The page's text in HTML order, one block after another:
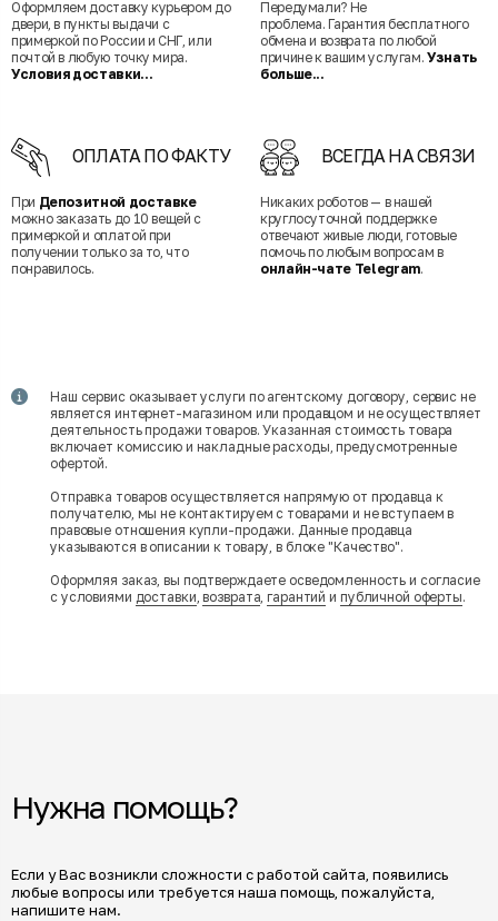
Оформляем доставку курьером до
двери, в пункты выдачи с
примеркой по России и СНГ, или
почтой в любую точку мира.
Условия доставки...
Передумали? Не
проблема. Гарантия бесплатного
обмена и возврата по любой
причине к вашим услугам. Узнать
больше...
ОПЛАТА ПО ФАКТУ
При Депозитной доставке
можно заказать до 10 вещей с
примеркой и оплатой при
получении только за то, что
понравилось.
ВСЕГДА НА СВЯЗИ
Никаких роботов — в нашей
круглосуточной поддержке
отвечают живые люди, готовые
помочь по любым вопросам в
онлайн-чате Telegram.
Наш сервис оказывает услуги по агентскому договору, сервис не
является интернет-магазином или продавцом и не осуществляет
деятельность продажи товаров. Указанная стоимость товара
включает комиссию и накладные расходы, предусмотренные
офертой.
Отправка товаров осуществляется напрямую от продавца к
получателю, мы не контактируем с товарами и не вступаем в
правовые отношения купли-продажи. Данные продавца
указываются в описании к товару, в блоке "Качество".
Оформляя заказ, вы подтверждаете осведомленность и согласие
с условиями доставки,возврата,гарантий и публичной оферты.
Нужна помощь?
Если у Вас возникли сложности с работой сайта, появились
любые вопросы или требуется наша помощь, пожалуйста,
напишите нам.